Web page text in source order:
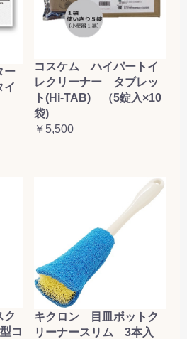
ー
イ
コスケム ハイパートイ
レクリーナー タブレッ
ト(Hi-TAB) （5錠入×10
袋)
￥5,500
ク
コ
キクロン 目皿ポットク
リーナースリム 3本入